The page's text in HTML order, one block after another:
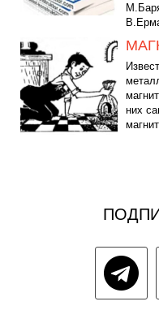
них